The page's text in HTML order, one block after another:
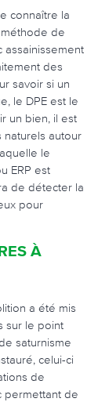
connaître la
méthode de
assainissement
des
savoir si un
le DPE est le
un bien, il est
naturels autour
le
ERP est
de détecter la
pour
À
a été mis
sur le point
saturnisme
celui-ci
de
permettant de